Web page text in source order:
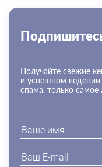
Получайте свежие
и успешном ведении
спама, только самое